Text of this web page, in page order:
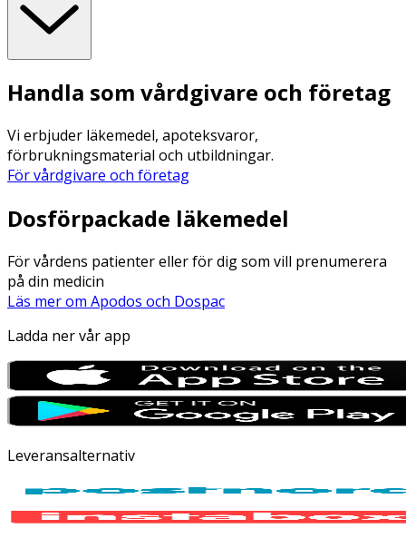
Handla som vårdgivare och företag
Vi erbjuder läkemedel, apoteksvaror,
förbrukningsmaterial och utbildningar.
För vårdgivare och företag
Dosförpackade läkemedel
För vårdens patienter eller för dig som vill prenumerera
på din medicin
Läs mer om Apodos och Dospac
Ladda ner vår app
Leveransalternativ